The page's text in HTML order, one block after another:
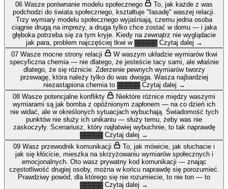
06 Wasze porównanie modelu społecznego
To, jak każde z was
podchodzi do świata społecznego, kształtuje "fasadę" waszej relacji.
Trzy wymiary modelu społecznego wyjaśniają, czemu jedna osoba
ciągnie drugą na imprezy, a druga tylko chce zostać w domu — i jaka
głęboka potrzeba się za tym kryje. Kiedy na zewnątrz nie wyglądacie
jak para, problem najczęściej tkwi w ▓▓▓▓▓ Czytaj dalej →
07 Wasze mocne strony relacji
W waszym układzie wymiarów tkwi
specyficzna chemia — nie dlatego, że jesteście tacy sami, ale właśnie
dlatego, że się różnicie. Zderzenie pewnych wymiarów tworzy
przewagę, która należy tylko do was dwojga. Wasza najbardziej
niezastąpiona chemia to ▓▓▓▓▓ Czytaj dalej →
08 Wasze potencjalne konflikty
Niektóre różnice między waszymi
wymiarami są jak bomba z opóźnionym zapłonem — na co dzień ich
nie widać, ale w określonych sytuacjach wybuchają. Świadomość tych
punktów nie służy ich unikaniu — służy temu, żeby was nie
zaskoczyły. Scenariusz, który najłatwiej wybuchnie, to tak naprawdę
▓▓▓▓▓ Czytaj dalej →
09 Wasz przewodnik komunikacji
To, jak mówicie, jak słuchacie i
jak się kłócicie, mieszka na skrzyżowaniu wymiarów społecznych i
emocjonalnych. Oto wasz prywatny kod komunikacji — znając
częstotliwość drugiej osoby, można w końcu naprawdę się porozumieć.
Prawdziwy powód, dla którego się nie rozumiecie, to nie ton — to
▓▓▓▓▓ Czytaj dalej →